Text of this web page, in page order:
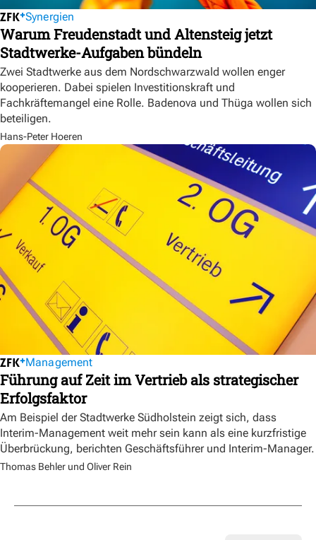
Synergien
Warum Freudenstadt und Altensteig jetzt
Stadtwerke-Aufgaben bündeln
Zwei Stadtwerke aus dem Nordschwarzwald wollen enger
kooperieren. Dabei spielen Investitionskraft und
Fachkräftemangel eine Rolle. Badenova und Thüga wollen sich
beteiligen.
Hans-Peter Hoeren
Management
Führung auf Zeit im Vertrieb als strategischer
Erfolgsfaktor
Am Beispiel der Stadtwerke Südholstein zeigt sich, dass
Interim-Management weit mehr sein kann als eine kurzfristige
Überbrückung, berichten Geschäftsführer und Interim-Manager.
Thomas Behler und Oliver Rein